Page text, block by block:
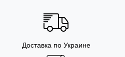
Доставка по Украине